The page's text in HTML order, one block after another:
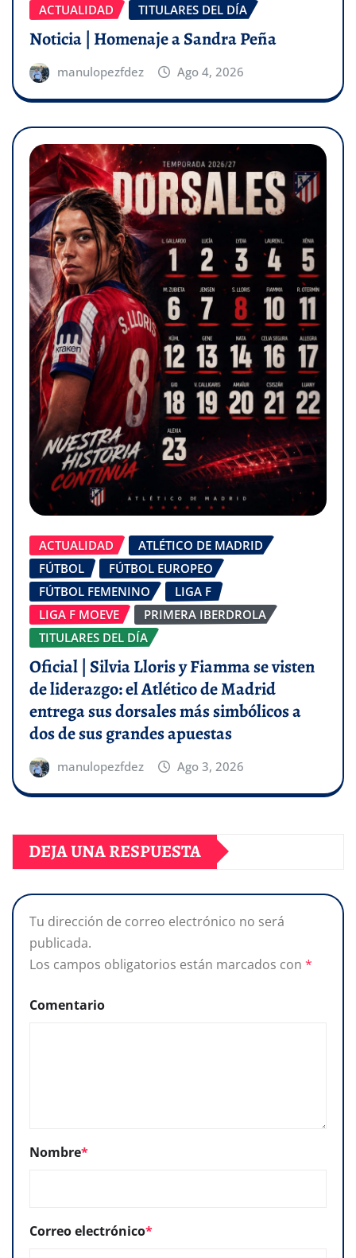
ACTUALIDAD TITULARES DEL DÍA
Noticia | Homenaje a Sandra Peña
manulopezfdez Ago 4, 2026
ACTUALIDAD
ATLÉTICO DE MADRID
FÚTBOL
FÚTBOL EUROPEO
FÚTBOL FEMENINO
LIGA F
LIGA F MOEVE
PRIMERA IBERDROLA
TITULARES DEL DÍA
Oficial | Silvia Lloris y Fiamma se visten
de liderazgo: el Atlético de Madrid
entrega sus dorsales más simbólicos a
dos de sus grandes apuestas
manulopezfdez Ago 3, 2026
DEJA UNA RESPUESTA
Tu dirección de correo electrónico no será
publicada.
Los campos obligatorios están marcados con *
Comentario
Nombre*
Correo electrónico*